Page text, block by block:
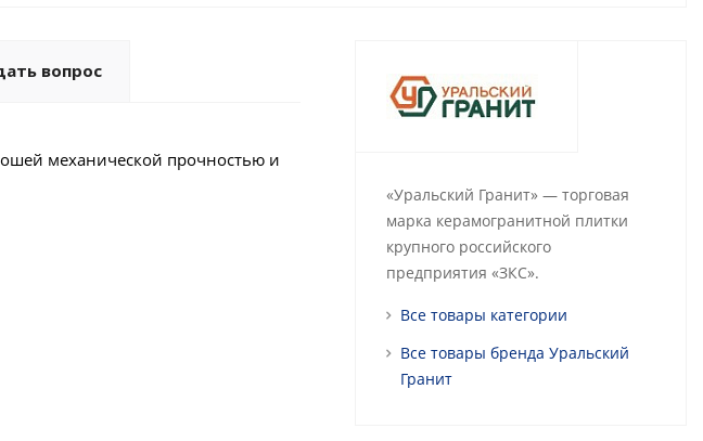
вопрос
механической прочностью и
«Уральский Гранит» — торговая
марка керамогранитной плитки
крупного российского
предприятия «ЗКС».
Все товары категории
Все товары бренда Уральский
Гранит